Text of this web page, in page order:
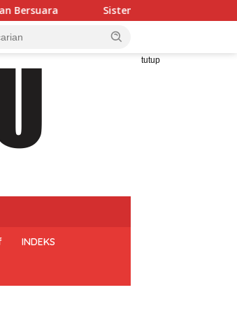
Bagi Hasil Pengelolaan Mess Silampari
tutup
INDEKS